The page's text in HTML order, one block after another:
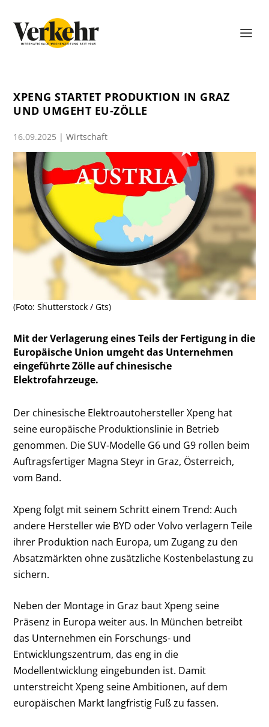
XPENG STARTET PRODUKTION IN GRAZ
UND UMGEHT EU-ZÖLLE
16.09.2025 |Wirtschaft
(Foto: Shutterstock / Gts)
Mit der Verlagerung eines Teils der Fertigung in die
Europäische Union umgeht das Unternehmen
eingeführte Zölle auf chinesische
Elektrofahrzeuge.
Der chinesische Elektroautohersteller Xpeng hat
seine europäische Produktionslinie in Betrieb
genommen. Die SUV-Modelle G6 und G9 rollen beim
Auftragsfertiger Magna Steyr in Graz, Österreich,
vom Band.
Xpeng folgt mit seinem Schritt einem Trend: Auch
andere Hersteller wie BYD oder Volvo verlagern Teile
ihrer Produktion nach Europa, um Zugang zu den
Absatzmärkten ohne zusätzliche Kostenbelastung zu
sichern.
Neben der Montage in Graz baut Xpeng seine
Präsenz in Europa weiter aus. In München betreibt
das Unternehmen ein Forschungs- und
Entwicklungszentrum, das eng in die
Modellentwicklung eingebunden ist. Damit
unterstreicht Xpeng seine Ambitionen, auf dem
europäischen Markt langfristig Fuß zu fassen.